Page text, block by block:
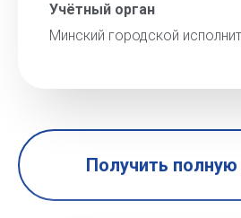
Учётный орган
Минский городской
Получить